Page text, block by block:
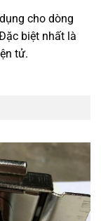
cho dòng
biệt nhất là
tử.